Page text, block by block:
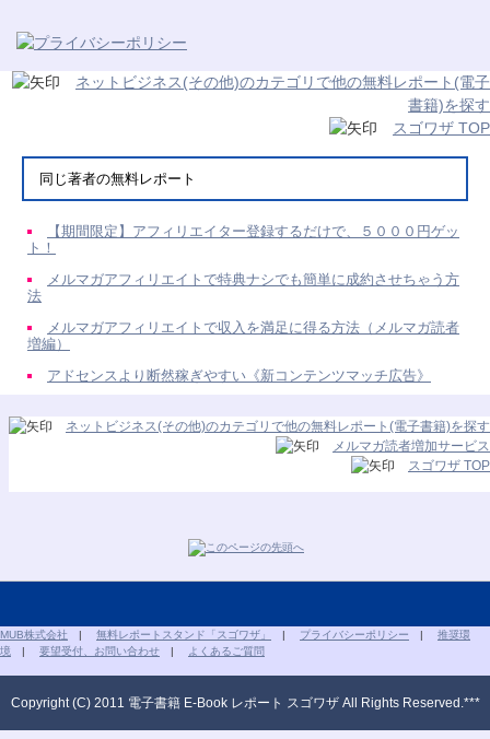
ネットビジネス(その他)のカテゴリで他の無料レポート(電子
書籍)を探す
スゴワザ TOP
同じ著者の無料レポート
【期間限定】アフィリエイター登録するだけで、５０００円ゲッ
ト！
メルマガアフィリエイトで特典ナシでも簡単に成約させちゃう方
法
メルマガアフィリエイトで収入を満足に得る方法（メルマガ読者
増編）
アドセンスより断然稼ぎやすい《新コンテンツマッチ広告》
ネットビジネス(その他)のカテゴリで他の無料レポート(電子書籍)を探す
メルマガ読者増加サービス
スゴワザ TOP
MUB株式会社 | 無料レポートスタンド「スゴワザ」 | プライバシーポリシー | 推奨環
境 | 要望受付、お問い合わせ | よくあるご質問
Copyright (C) 2011 電子書籍 E-Book レポート スゴワザ All Rights Reserved.***